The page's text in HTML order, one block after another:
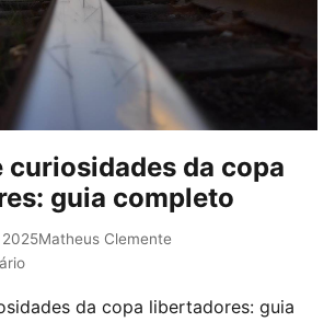
curiosidades da copa
guia completo
Matheus Clemente
da copa libertadores: guia